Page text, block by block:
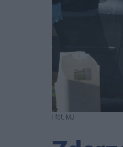
| fot. MJ